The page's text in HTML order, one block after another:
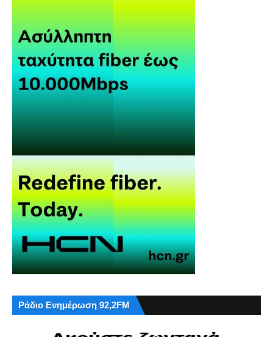
Ράδιο Ενημέρωση 92,2FM